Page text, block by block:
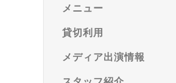
メニュー
貸切利用
メディア出演情報